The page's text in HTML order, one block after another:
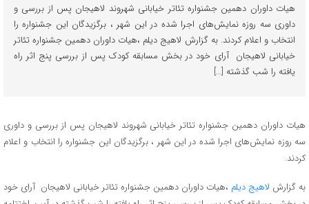
هیات داوران دهمین جشنواره تئاتر خیابانی شهروند لاهیجان پس از بررسی و
داوری سه روزه نمایش‌های اجرا شده در این شهر ، برگزیدگان این جشنواره را
انتخاب و اعلام کردند. به گزارش لاهیج دیلم ،هیات داوران دهمین جشنواره تئاتر
خیابانی لاهیجان آرای خود در بخش مسابقه کودک پس از بررسی پنج اثر راه
یافته را شب گذشته […]
هیات داوران دهمین جشنواره تئاتر خیابانی شهروند لاهیجان پس از بررسی و داوری
سه روزه نمایش‌های اجرا شده در این شهر ، برگزیدگان این جشنواره را انتخاب و اعلام
کردند.
به گزارش لاهیج دیلم ،هیات داوران دهمین جشنواره تئاتر خیابانی لاهیجان آرای خود